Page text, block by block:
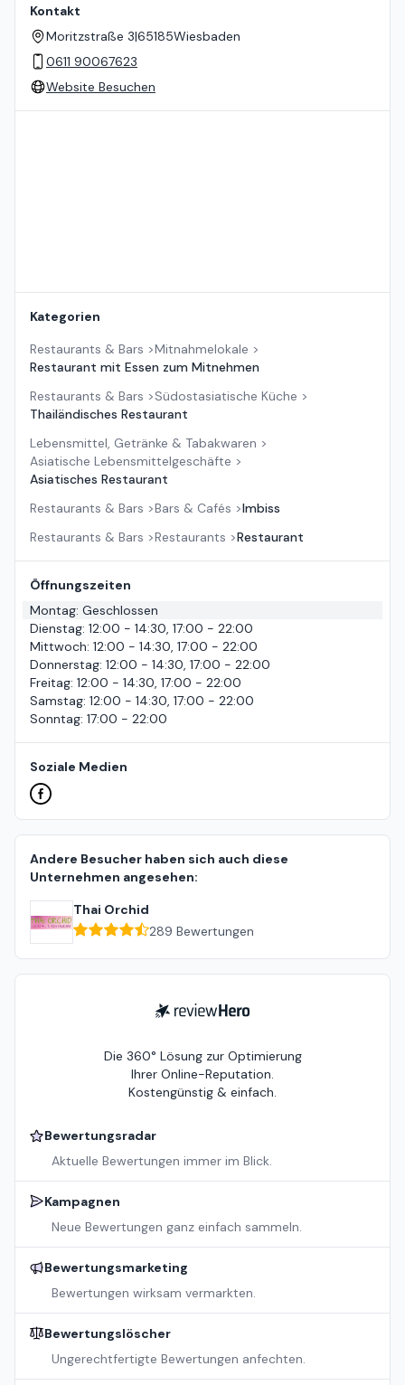
Kontakt
Moritzstraße 3|65185Wiesbaden
0611 90067623
Website Besuchen
Kategorien
Restaurants & Bars >Mitnahmelokale >
Restaurant mit Essen zum Mitnehmen
Restaurants & Bars >Südostasiatische Küche >
Thailändisches Restaurant
Lebensmittel, Getränke & Tabakwaren >
Asiatische Lebensmittelgeschäfte >
Asiatisches Restaurant
Restaurants & Bars >Bars & Cafés >Imbiss
Restaurants & Bars >Restaurants >Restaurant
Öffnungszeiten
Montag: Geschlossen
Dienstag: 12:00 - 14:30, 17:00 - 22:00
Mittwoch: 12:00 - 14:30, 17:00 - 22:00
Donnerstag: 12:00 - 14:30, 17:00 - 22:00
Freitag: 12:00 - 14:30, 17:00 - 22:00
Samstag: 12:00 - 14:30, 17:00 - 22:00
Sonntag: 17:00 - 22:00
Soziale Medien
Andere Besucher haben sich auch diese
Unternehmen angesehen:
Thai Orchid
289 Bewertungen
ReviewHero
Die 360° Lösung zur Optimierung
Ihrer Online-Reputation.
Kostengünstig & einfach.
Bewertungsradar
Aktuelle Bewertungen immer im Blick.
Kampagnen
Neue Bewertungen ganz einfach sammeln.
Bewertungsmarketing
Bewertungen wirksam vermarkten.
Bewertungslöscher
Ungerechtfertigte Bewertungen anfechten.